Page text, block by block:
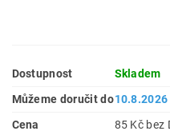
Dostupnost
Skladem
Můžeme doručit do10.8.2026
Cena
85 Kč